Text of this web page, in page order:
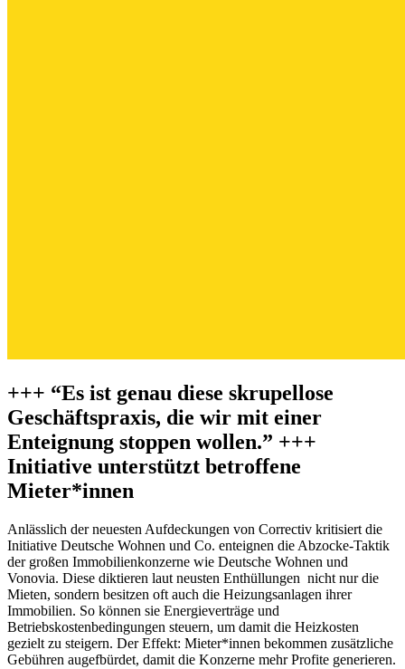
+++ “Es ist genau diese skrupellose
Geschäftspraxis, die wir mit einer
Enteignung stoppen wollen.” +++
Initiative unterstützt betroffene
Mieter*innen
Anlässlich der neuesten Aufdeckungen von Correctiv kritisiert die
Initiative Deutsche Wohnen und Co. enteignen die Abzocke-Taktik
der großen Immobilienkonzerne wie Deutsche Wohnen und
Vonovia. Diese diktieren laut neusten Enthüllungen nicht nur die
Mieten, sondern besitzen oft auch die Heizungsanlagen ihrer
Immobilien. So können sie Energieverträge und
Betriebskostenbedingungen steuern, um damit die Heizkosten
gezielt zu steigern. Der Effekt: Mieter*innen bekommen zusätzliche
Gebühren augefbürdet, damit die Konzerne mehr Profite generieren.